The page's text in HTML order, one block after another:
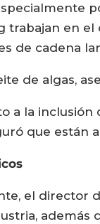
trabajan en el
de cadena
de algas,
a la
que están
el director
además